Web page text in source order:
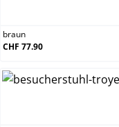
braun
CHF 77.90